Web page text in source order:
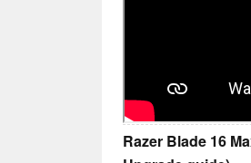
Razer Blade 16